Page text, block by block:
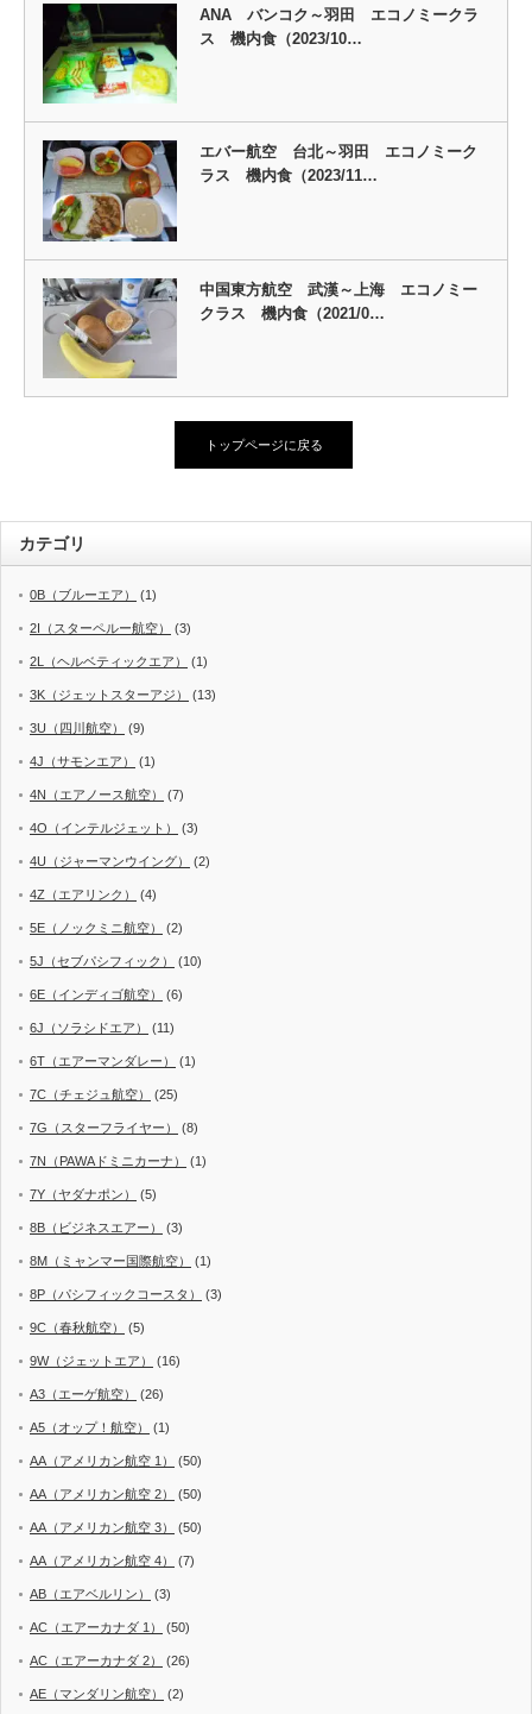
ANA バンコク～羽田 エコノミークラ
ス 機内食（2023/10…
エバー航空 台北～羽田 エコノミーク
ラス 機内食（2023/11…
中国東方航空 武漢～上海 エコノミー
クラス 機内食（2021/0…
トップページに戻る
カテゴリ
0B（ブルーエア） (1)
2I（スターペルー航空） (3)
2L（ヘルベティックエア） (1)
3K（ジェットスターアジ） (13)
3U（四川航空） (9)
4J（サモンエア） (1)
4N（エアノース航空） (7)
4O（インテルジェット） (3)
4U（ジャーマンウイング） (2)
4Z（エアリンク） (4)
5E（ノックミニ航空） (2)
5J（セブパシフィック） (10)
6E（インディゴ航空） (6)
6J（ソラシドエア） (11)
6T（エアーマンダレー） (1)
7C（チェジュ航空） (25)
7G（スターフライヤー） (8)
7N（PAWAドミニカーナ） (1)
7Y（ヤダナポン） (5)
8B（ビジネスエアー） (3)
8M（ミャンマー国際航空） (1)
8P（パシフィックコースタ） (3)
9C（春秋航空） (5)
9W（ジェットエア） (16)
A3（エーゲ航空） (26)
A5（オップ！航空） (1)
AA（アメリカン航空 1） (50)
AA（アメリカン航空 2） (50)
AA（アメリカン航空 3） (50)
AA（アメリカン航空 4） (7)
AB（エアベルリン） (3)
AC（エアーカナダ 1） (50)
AC（エアーカナダ 2） (26)
AE（マンダリン航空） (2)